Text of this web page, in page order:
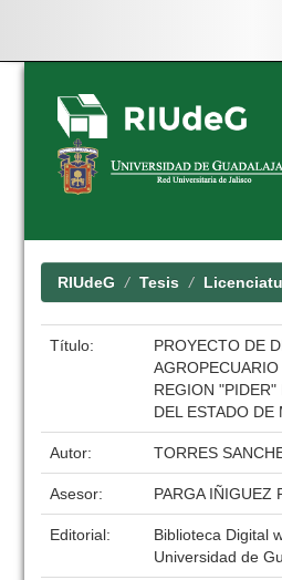
Skip
navigation
RIUdeG Tesis
Título:
PROYECTO DE
REGION "PIDER"
DEL ESTADO DE
Autor: TORRES
Asesor: PARGA IÑIGUEZ
Editorial:
Biblioteca Digital
Universidad de